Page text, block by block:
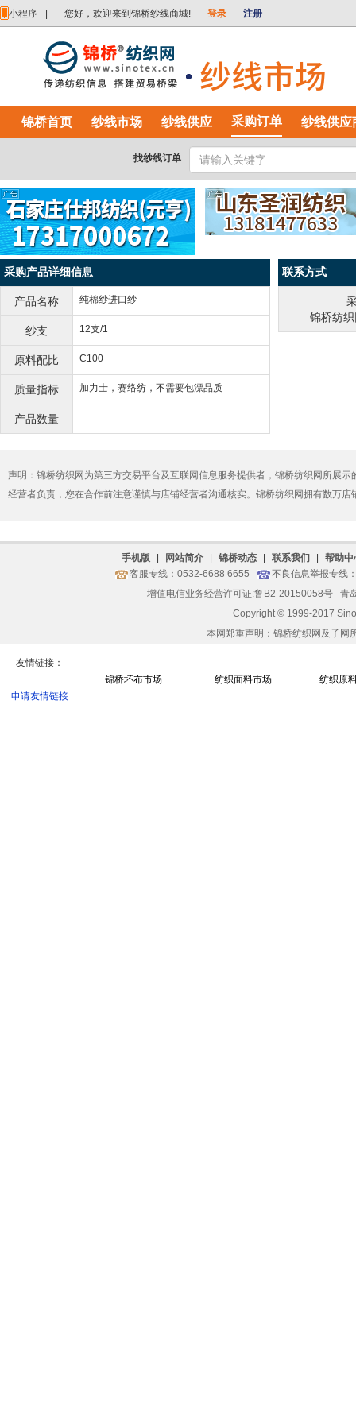
小程序 您好，欢迎来到锦桥纱线商城! 登录 注册
锦桥首页 纱线市场 纱线供应 采购订单 纱线供应
找纱线订单
采购产品详细信息
产品名称 纯棉纱进口纱
纱支 12支/1
原料配比 C100
质量指标 加力士，赛络纺，不需要包漂品质
产品数量
联系方式
锦桥纺
声明：锦桥纺织网为第三方交易平台及互联网信息服务提供者，锦桥纺织网所展
经营者负责，您在合作前注意谨慎与店铺经营者沟通核实。锦桥纺织网拥有数万
手机版 网站简介 锦桥动态 联系我们
帮助中
客服专线：0532-6688 6655
不良信息举报专线
增值电信业务经营许可证:鲁B2-20150058号
青
Copyright © 1999-2017
本网郑重声明：锦桥纺织网及子网
友情链接：
申请友情链接
锦桥坯布市场 纺织面料市场 纺织原